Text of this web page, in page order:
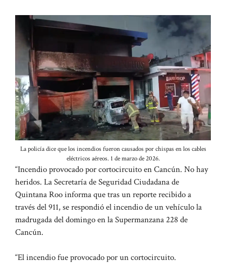
La policía dice que los incendios fueron causados ​​por chispas en los cables
eléctricos aéreos. 1 de marzo de 2026.
“Incendio provocado por cortocircuito en Cancún. No hay
heridos. La Secretaría de Seguridad Ciudadana de
Quintana Roo informa que tras un reporte recibido a
través del 911, se respondió el incendio de un vehículo la
madrugada del domingo en la Supermanzana 228 de
Cancún.
“El incendio fue provocado por un cortocircuito.